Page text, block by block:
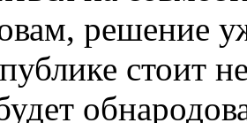
решение
стоит